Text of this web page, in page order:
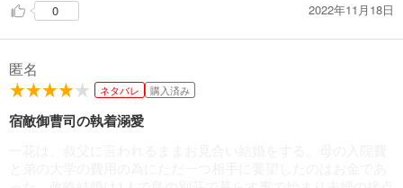
0
2022年11月18日
匿名
ネタバレ 購入済み
宿敵御曹司の執着溺愛